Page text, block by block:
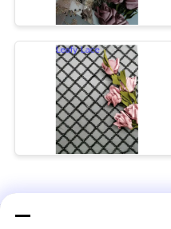
مطرز أقمشة التطريز